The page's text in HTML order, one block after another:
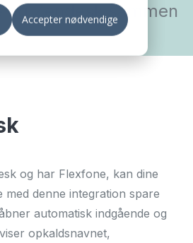
Accepter nødvendige
og Zendesk sammen
og har Flexfone, kan dine
med denne integration spare
automatisk indgående og
opkaldsnavnet,